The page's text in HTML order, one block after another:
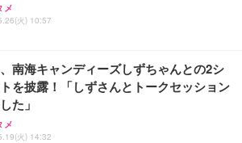
メ
火) 10:57
南海キャンディーズしずちゃんとの2シ
を披露！「しずさんとトークセッション
た」
メ
火) 14:32